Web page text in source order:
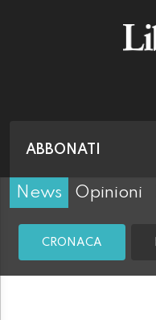
ABBONATI
News Opinioni
CRONACA